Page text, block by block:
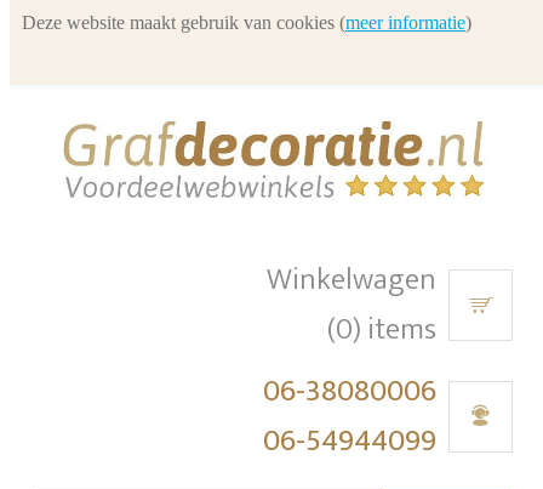
Winkelwagen
(0) items
06-38080006
06-54944099
Deze website maakt gebruik van cookies (meer informatie)